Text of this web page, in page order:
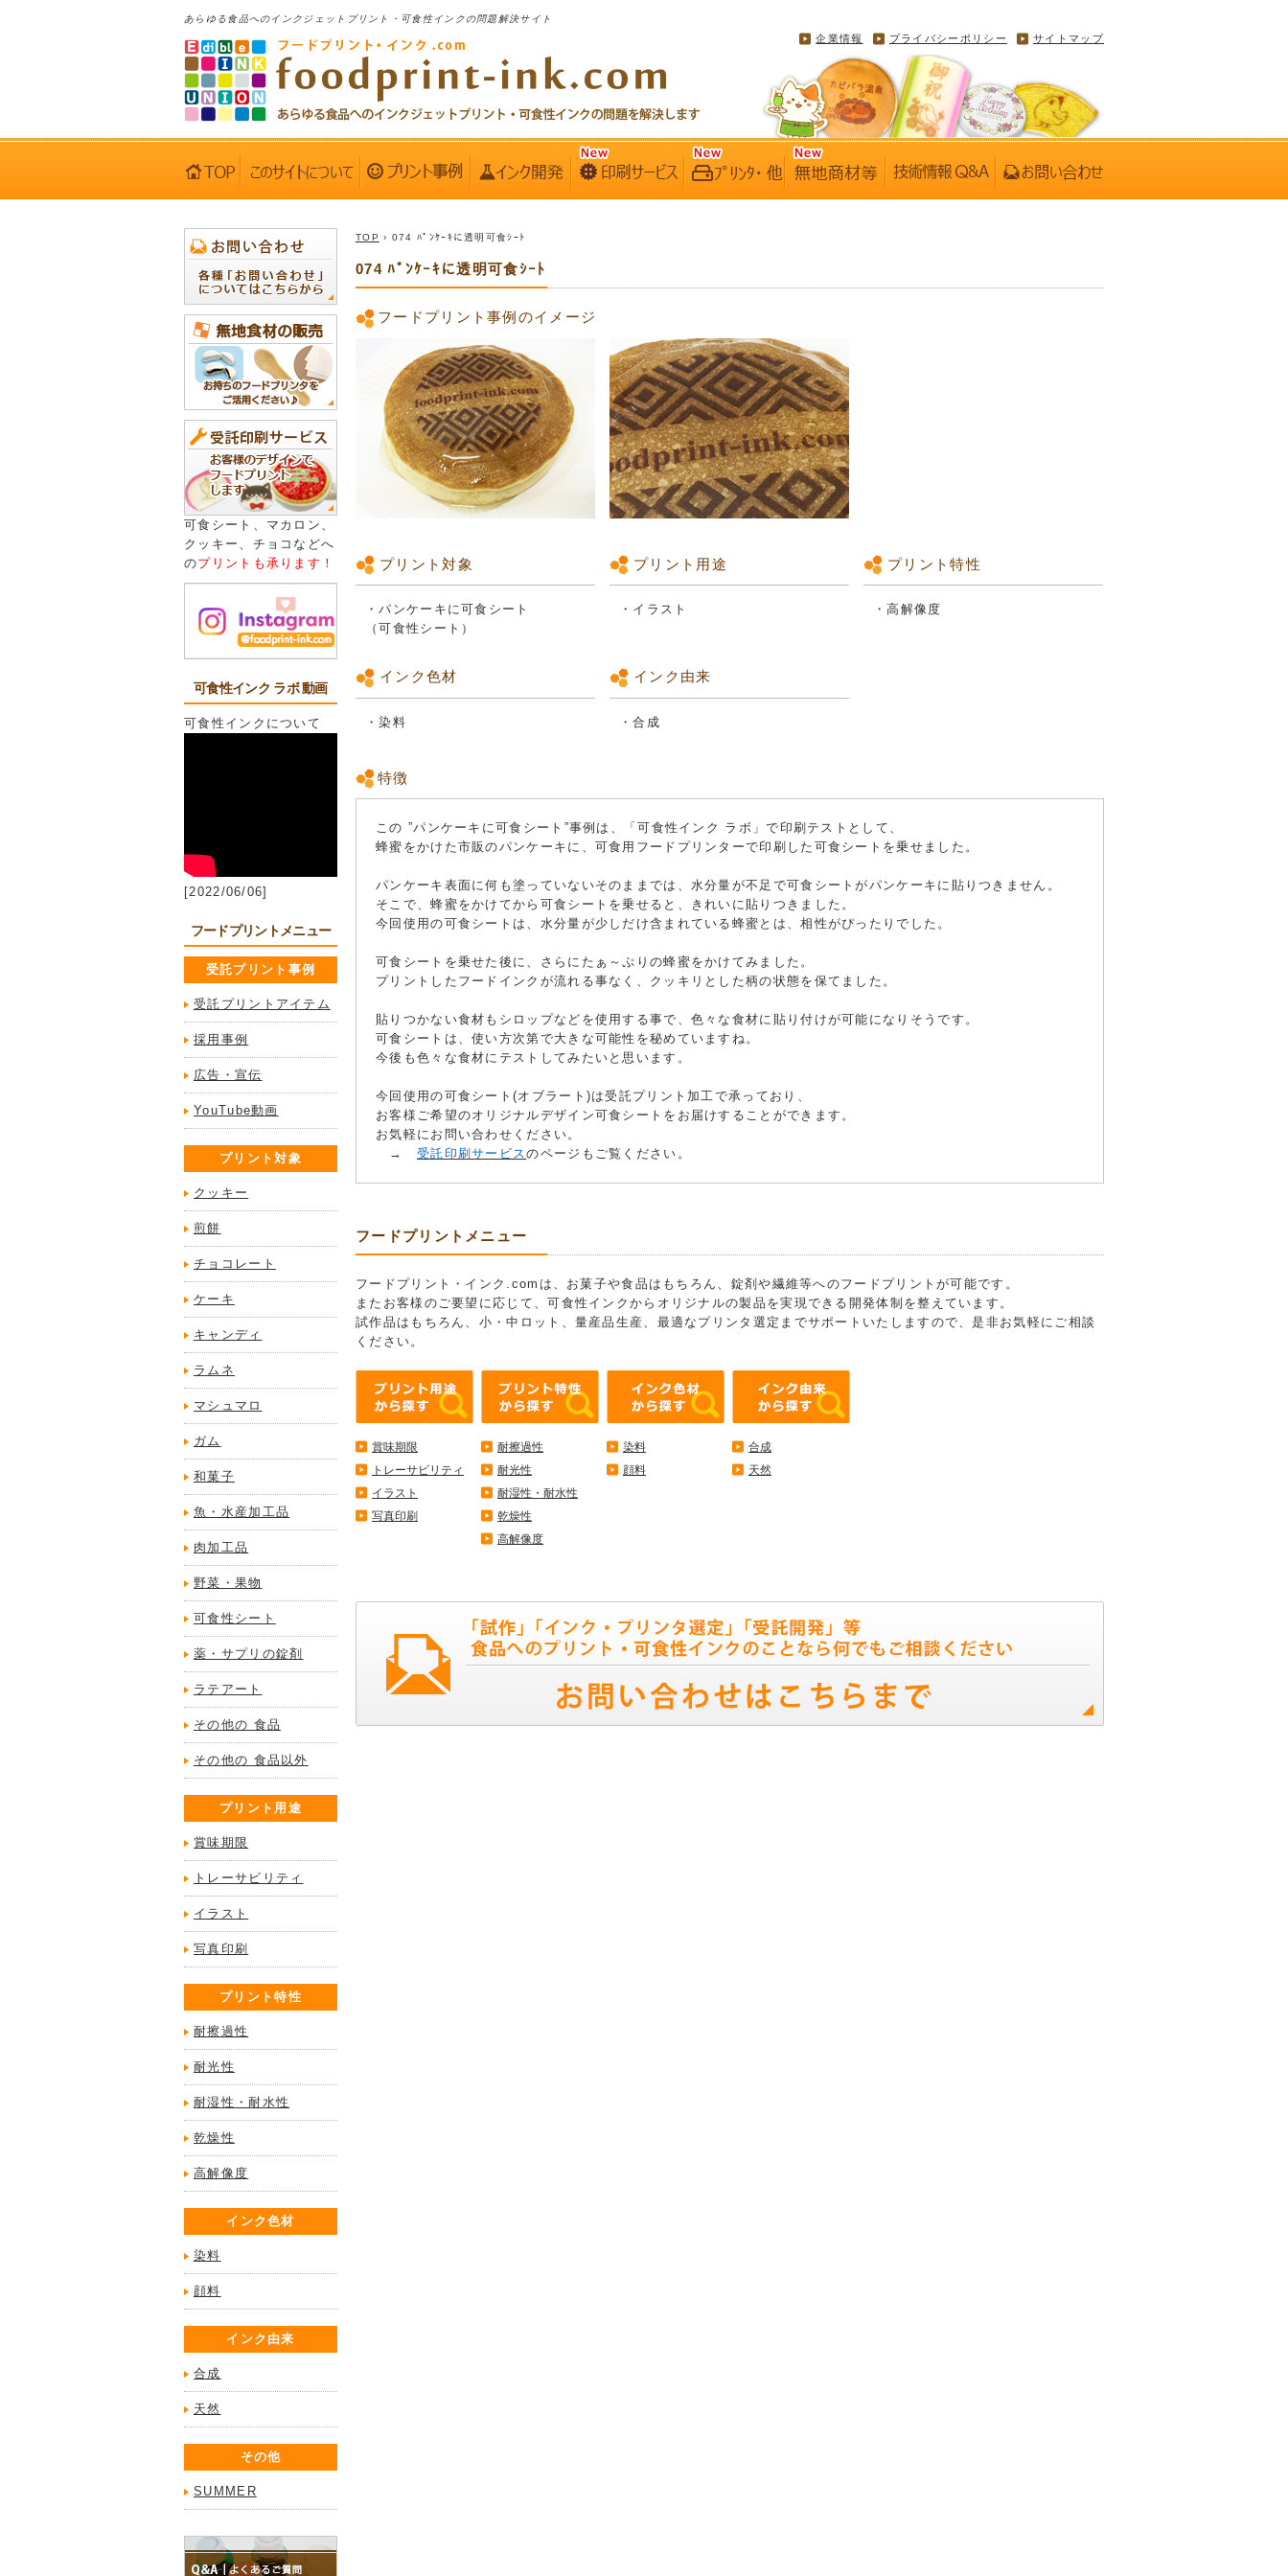
あらゆる食品へのインクジェットプリント・可食性インクの問題解決サイト
企業情報 プライバシーポリシー サイトマップ
可食シート、マカロン、
クッキー、チョコなどへ
のプリントも承ります！
可食性インク ラボ 動画
可食性インクについて
[2022/06/06]
フードプリントメニュー
受託プリント事例
受託プリントアイテム
採用事例
広告・宣伝
YouTube動画
プリント対象
クッキー
煎餅
チョコレート
ケーキ
キャンディ
ラムネ
マシュマロ
ガム
和菓子
魚・水産加工品
肉加工品
野菜・果物
可食性シート
薬・サプリの錠剤
ラテアート
その他の 食品
その他の 食品以外
プリント用途
賞味期限
トレーサビリティ
イラスト
写真印刷
プリント特性
耐擦過性
耐光性
耐湿性・耐水性
乾燥性
高解像度
インク色材
染料
顔料
インク由来
合成
天然
その他
SUMMER
TOP › 074 ﾊﾟﾝｹｰｷに透明可食ｼｰﾄ
074 ﾊﾟﾝｹｰｷに透明可食ｼｰﾄ
フードプリント事例のイメージ
プリント対象
・パンケーキに可食シート
（可食性シート）
プリント用途
・イラスト
プリント特性
・高解像度
インク色材
・染料
インク由来
・合成
特徴
この ”パンケーキに可食シート”事例は、「可食性インク ラボ」で印刷テストとして、
蜂蜜をかけた市販のパンケーキに、可食用フードプリンターで印刷した可食シートを乗せました。
パンケーキ表面に何も塗っていないそのままでは、水分量が不足で可食シートがパンケーキに貼りつきません。
そこで、蜂蜜をかけてから可食シートを乗せると、きれいに貼りつきました。
今回使用の可食シートは、水分量が少しだけ含まれている蜂蜜とは、相性がぴったりでした。
可食シートを乗せた後に、さらにたぁ～ぷりの蜂蜜をかけてみました。
プリントしたフードインクが流れる事なく、クッキリとした柄の状態を保てました。
貼りつかない食材もシロップなどを使用する事で、色々な食材に貼り付けが可能になりそうです。
可食シートは、使い方次第で大きな可能性を秘めていますね。
今後も色々な食材にテストしてみたいと思います。
今回使用の可食シート(オブラート)は受託プリント加工で承っており、
お客様ご希望のオリジナルデザイン可食シートをお届けすることができます。
お気軽にお問い合わせください。
→ 受託印刷サービスのページもご覧ください。
フードプリントメニュー
フードプリント・インク.comは、お菓子や食品はもちろん、錠剤や繊維等へのフードプリントが可能です。
またお客様のご要望に応じて、可食性インクからオリジナルの製品を実現できる開発体制を整えています。
試作品はもちろん、小・中ロット、量産品生産、最適なプリンタ選定までサポートいたしますので、是非お気軽にご相談
ください。
賞味期限
トレーサビリティ
イラスト
写真印刷
耐擦過性
耐光性
耐湿性・耐水性
乾燥性
高解像度
染料
顔料
合成
天然